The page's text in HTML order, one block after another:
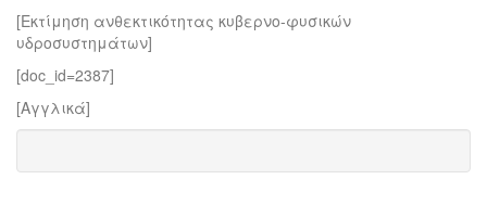
[Εκτίμηση ανθεκτικότητας κυβερνο-φυσικών
υδροσυστημάτων]
[doc_id=2387]
[Αγγλικά]